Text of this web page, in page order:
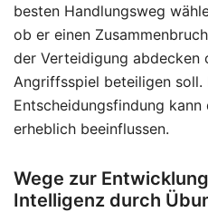
besten Handlungsweg
ob er einen
der Verteidigung abdecken
Angriffsspiel beteiligen
Entscheidungsfindung
erheblich beeinflussen.
Wege zur
Intelligenz durch